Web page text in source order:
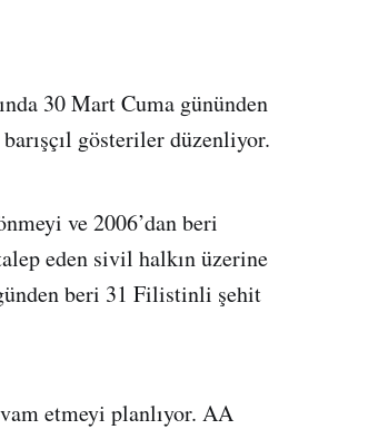
30 Mart Cuma gününden
gösteriler düzenliyor.
ve 2006’dan beri
eden sivil halkın üzerine
beri 31 Filistinli şehit
etmeyi planlıyor. AA